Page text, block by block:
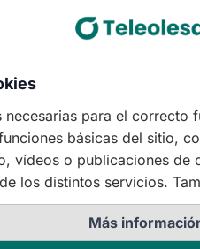
necesarias para el correcto
básicas del sitio,
vídeos o publicaciones de
los distintos servicios.
Más